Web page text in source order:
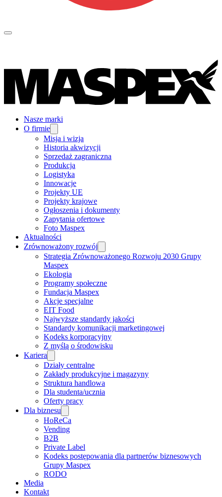
Nasze marki
O firmie
Misja i wizja
Historia akwizycji
Sprzedaż zagraniczna
Produkcja
Logistyka
Innowacje
Projekty UE
Projekty krajowe
Ogłoszenia i dokumenty
Zapytania ofertowe
Foto Maspex
Aktualności
Zrównoważony rozwój
Strategia Zrównoważonego Rozwoju 2030 Grupy
Maspex
Ekologia
Programy społeczne
Fundacja Maspex
Akcje specjalne
EIT Food
Najwyższe standardy jakości
Standardy komunikacji marketingowej
Kodeks korporacyjny
Z myślą o środowisku
Kariera
Działy centralne
Zakłady produkcyjne i magazyny
Struktura handlowa
Dla studenta/ucznia
Oferty pracy
Dla biznesu
HoReCa
Vending
B2B
Private Label
Kodeks postępowania dla partnerów biznesowych
Grupy Maspex
RODO
Media
Kontakt